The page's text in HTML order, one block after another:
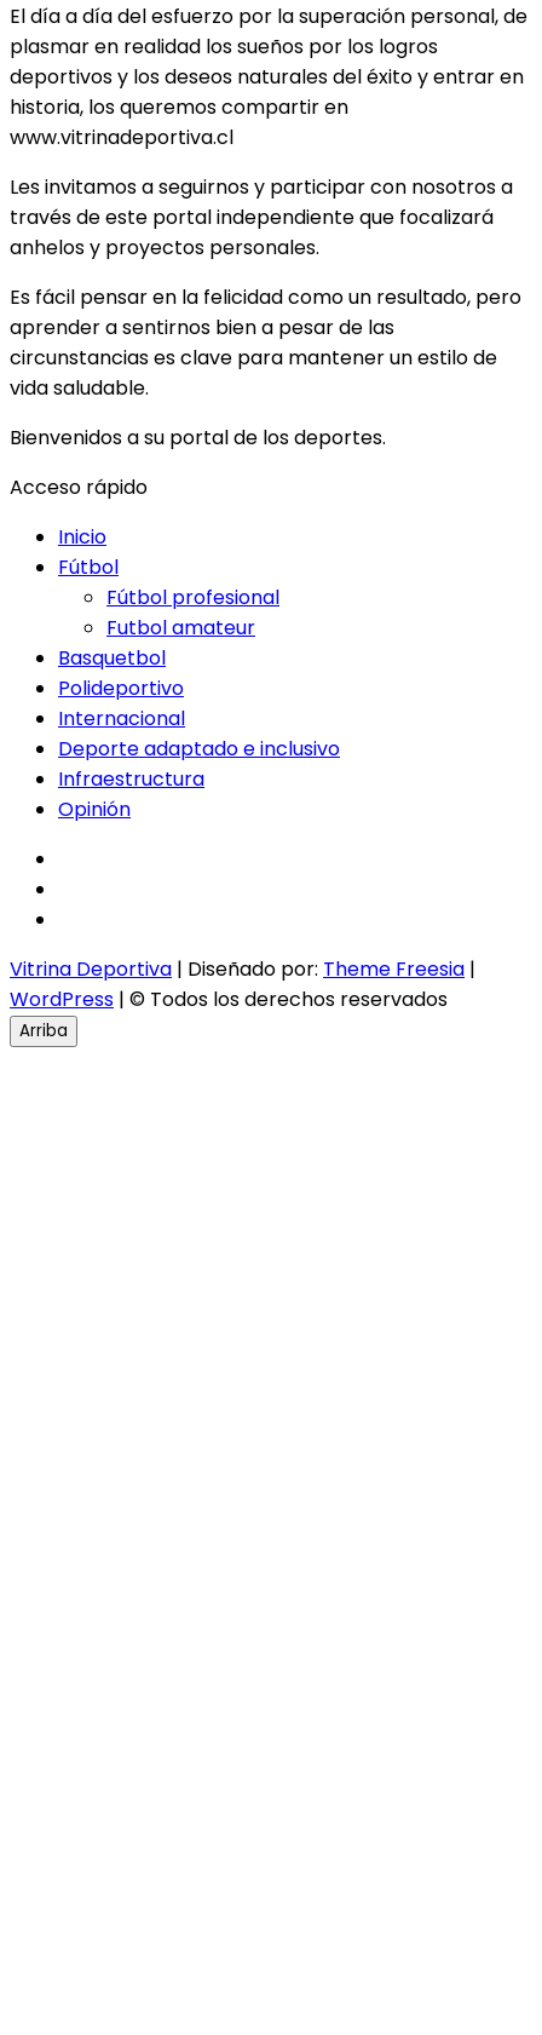
El día a día del esfuerzo por la superación personal, de
plasmar en realidad los sueños por los logros
deportivos y los deseos naturales del éxito y entrar en
historia, los queremos compartir en
www.vitrinadeportiva.cl
Les invitamos a seguirnos y participar con nosotros a
través de este portal independiente que focalizará
anhelos y proyectos personales.
Es fácil pensar en la felicidad como un resultado, pero
aprender a sentirnos bien a pesar de las
circunstancias es clave para mantener un estilo de
vida saludable.
Bienvenidos a su portal de los deportes.
Acceso rápido
Inicio
Fútbol
Fútbol profesional
Futbol amateur
Basquetbol
Polideportivo
Internacional
Deporte adaptado e inclusivo
Infraestructura
Opinión
Vitrina Deportiva | Diseñado por: Theme Freesia |
WordPress | © Todos los derechos reservados
Arriba